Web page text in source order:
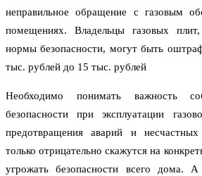
неправильное обращение с газовым
помещениях. Владельцы газовых
нормы безопасности, могут быть
тыс. рублей до 15 тыс. рублей
Необходимо понимать важность
безопасности при эксплуатации
предотвращения аварий и
только отрицательно скажутся на
угрожать безопасности всего дома. А